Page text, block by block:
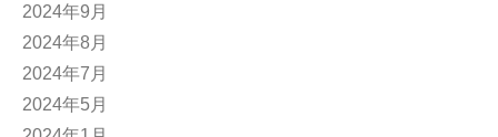
2024年9月
2024年8月
2024年7月
2024年5月